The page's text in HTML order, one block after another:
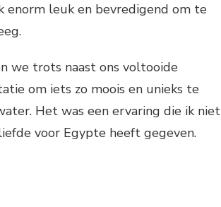
enorm leuk en bevredigend om te
we trots naast ons voltooide
om iets zo moois en unieks te
Het was een ervaring die ik niet
voor Egypte heeft gegeven.